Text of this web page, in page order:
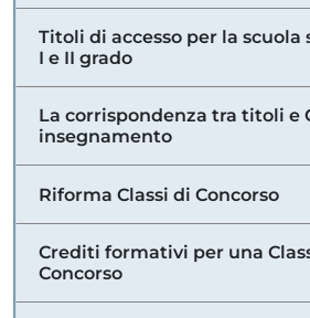
Titoli di accesso per la scuola
I e II grado
La corrispondenza tra titoli e
insegnamento
Riforma Classi di Concorso
Crediti formativi per una
Concorso